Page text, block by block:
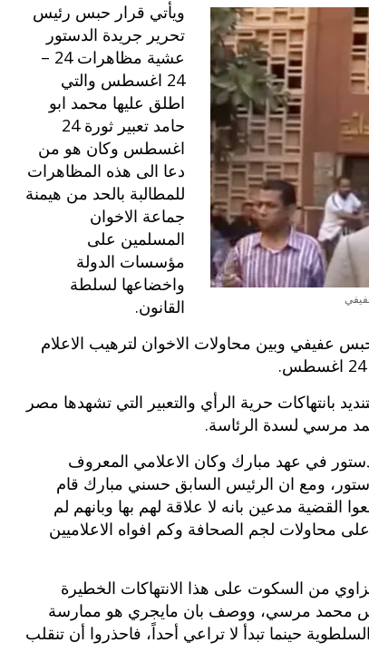
ويأتي قرار حبس رئيس
تحرير جريدة الدستور
عشية مظاهرات 24 –
24 اغسطس والتي
اطلق عليها محمد ابو
حامد تعبير
ثورة 24
اغسطس وكان هو من
دعا الى هذه المظاهرات
للمطالبة بالحد من هيمنة
جماعة الاخوان
المسلمين على
مؤسسات الدولة
واخضاعها لسلطة
القانون.
24 اغسطس بين حبس عفيفي وبين محاولات الاخوان لترهيب الاعلام
بانتهاكات حرية الرأي والتعبير التي تشهدها مصر
مرسي لسدة الرئاسة.
في عهد مبارك وكان الاعلامي المعروف
ومع ان الرئيس السابق حسني مبارك قام
مدعين بانه لا علاقة لهم بها وبانهم لم
محاولات لجم الصحافة وكم افواه الاعلاميين
من السكوت على هذا الانتهاكات الخطيرة
محمد مرسي، ووصف بان مايجري هو ممارسة
حينما تبدأ لا تراعي أحداً، فاحذروا أن تنقلب
وصفات أكلات عيد راس السنة الميلادية
والميلاد المجيد الكريسما...